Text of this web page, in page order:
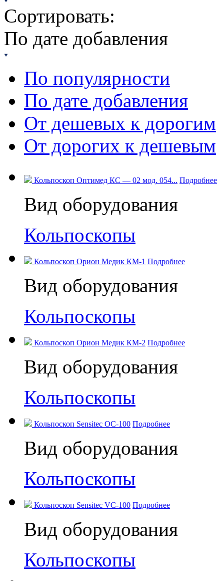
Сортировать:
По дате добавления
По популярности
По дате добавления
От дешевых к дорогим
От дорогих к дешевым
Кольпоскоп Оптимед КС — 02 мод. 054... Подробнее
Вид оборудования
Кольпоскопы
Кольпоскоп Орион Медик КМ-1 Подробнее
Вид оборудования
Кольпоскопы
Кольпоскоп Орион Медик КМ-2 Подробнее
Вид оборудования
Кольпоскопы
Кольпоскоп Sensitec OC-100 Подробнее
Вид оборудования
Кольпоскопы
Кольпоскоп Sensitec VC-100 Подробнее
Вид оборудования
Кольпоскопы